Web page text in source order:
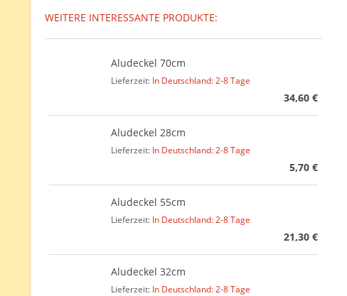
WEITERE INTERESSANTE PRODUKTE:
Aludeckel 70cm
Lieferzeit: In Deutschland: 2-8 Tage
34,60 €
Aludeckel 28cm
Lieferzeit: In Deutschland: 2-8 Tage
5,70 €
Aludeckel 55cm
Lieferzeit: In Deutschland: 2-8 Tage
21,30 €
Aludeckel 32cm
Lieferzeit: In Deutschland: 2-8 Tage